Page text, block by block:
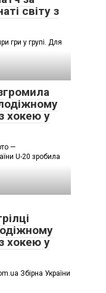
світу з
гри у групі. Для
хокею у
—
U-20 зробила
хокею у
Збірна України